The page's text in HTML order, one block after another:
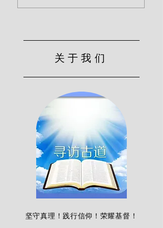
关于我们
坚守真理！践行信仰！荣耀基督！